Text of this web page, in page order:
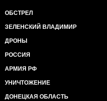
ОБСТРЕЛ
ЗЕЛЕНСКИЙ ВЛАДИМИР
ДРОНЫ
РОССИЯ
АРМИЯ РФ
УНИЧТОЖЕНИЕ
ДОНЕЦКАЯ ОБЛАСТЬ